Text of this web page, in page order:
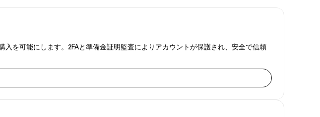
を可能にします。2FAと準備金証明監査によりアカウントが保護され、安全で信頼